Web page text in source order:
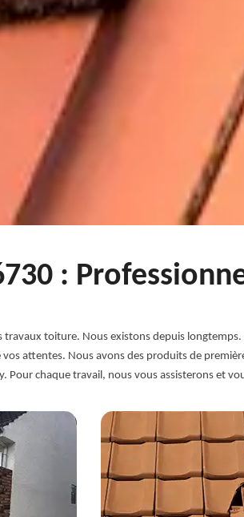
:
toiture. Nous existons depuis
attentes. Nous avons des produits de
chaque travail, nous vous assisterons et